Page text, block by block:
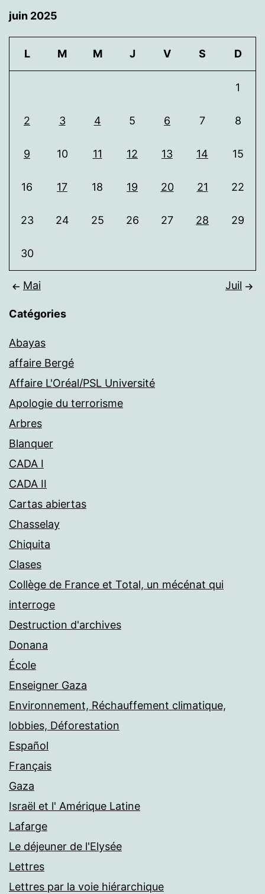
juin 2025
L M M J V S D
1
2 3 4 5 6 7 8
9 10 11 12 13 14 15
16 17 18 19 20 21 22
23 24 25 26 27 28 29
30
Mai Juil
Catégories
Abayas
affaire Bergé
Affaire L'Oréal/PSL Université
Apologie du terrorisme
Arbres
Blanquer
CADA I
CADA II
Cartas abiertas
Chasselay
Chiquita
Clases
Collège de France et Total, un mécénat qui
interroge
Destruction d'archives
Donana
École
Enseigner Gaza
Environnement, Réchauffement climatique,
lobbies, Déforestation
Español
Français
Gaza
Israël et l' Amérique Latine
Lafarge
Le déjeuner de l'Elysée
Lettres
Lettres par la voie hiérarchique